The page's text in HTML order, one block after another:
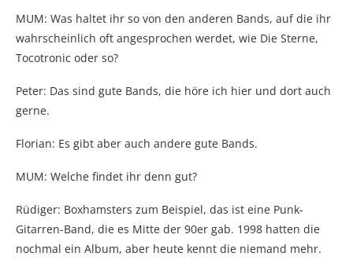
MUM: Was haltet ihr so von den anderen Bands, auf die ihr
wahrscheinlich oft angesprochen werdet, wie Die Sterne,
Tocotronic oder so?
Peter: Das sind gute Bands, die höre ich hier und dort auch
gerne.
Florian: Es gibt aber auch andere gute Bands.
MUM: Welche findet ihr denn gut?
Rüdiger: Boxhamsters zum Beispiel, das ist eine Punk-
Gitarren-Band, die es Mitte der 90er gab. 1998 hatten die
nochmal ein Album, aber heute kennt die niemand mehr.